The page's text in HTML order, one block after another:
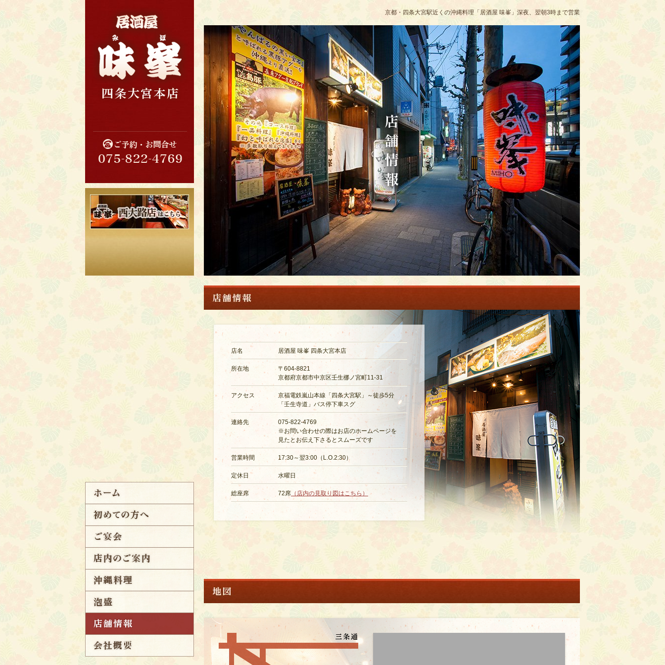
京都・四条大宮駅近くの沖縄料理「居酒屋 味峯」深夜、翌朝3時まで営業
店名 居酒屋 味峯 四条大宮本店
所在地
〒604-8821
京都府京都市中京区壬生梛ノ宮町11-31
アクセス
京福電鉄嵐山本線「四条大宮駅」～徒歩5分
「壬生寺道」バス停下車スグ
連絡先
075-822-4769
※お問い合わせの際はお店のホームページを
見たとお伝え下さるとスムーズです
営業時間 17:30～翌3:00（L.O.2:30）
定休日 水曜日
総座席 72席 （店内の見取り図はこちら）